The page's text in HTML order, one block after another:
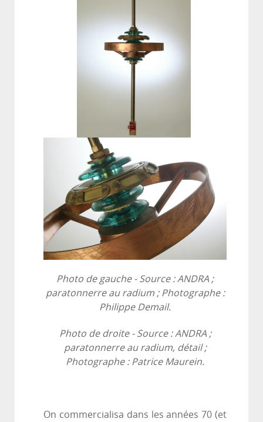
Photo de gauche - Source : ANDRA ;
paratonnerre au radium ; Photographe :
Philippe Demail.
Photo de droite - Source : ANDRA ;
paratonnerre au radium, détail ;
Photographe : Patrice Maurein.
On commercialisa dans les années 70 (et